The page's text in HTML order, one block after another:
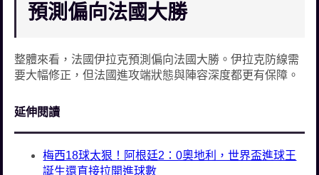
預測偏向法國大勝
整體來看，法國伊拉克預測偏向法國大勝。伊拉克防線需
要大幅修正，但法國進攻端狀態與陣容深度都更有保障。
延伸閱讀
梅西18球太狠！阿根廷2：0奧地利，世界盃進球王
誕生還直接拉開進球數